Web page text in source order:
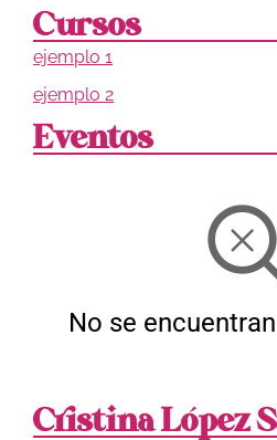
Cursos
ejemplo 1
ejemplo 2
Eventos
No se
Cristina López